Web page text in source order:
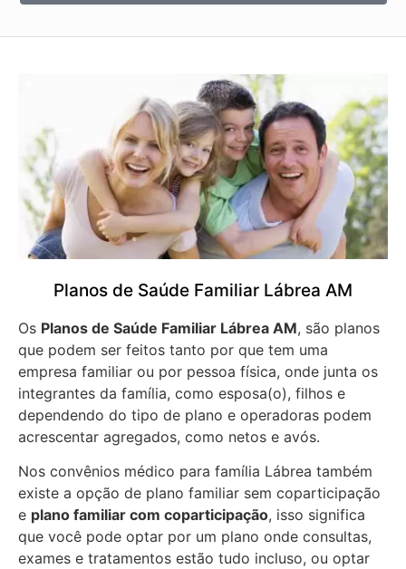
Planos de Saúde Familiar Lábrea AM
Os Planos de Saúde Familiar Lábrea AM, são planos
que podem ser feitos tanto por que tem uma
empresa familiar ou por pessoa física, onde junta os
integrantes da família, como esposa(o), filhos e
dependendo do tipo de plano e operadoras podem
acrescentar agregados, como netos e avós.
Nos convênios médico para família Lábrea também
existe a opção de plano familiar sem coparticipação
e plano familiar com coparticipação, isso significa
que você pode optar por um plano onde consultas,
exames e tratamentos estão tudo incluso, ou optar